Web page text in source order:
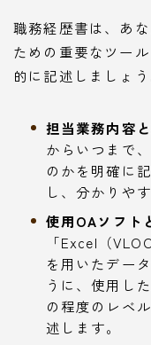
職務経歴書は、あ
ための重要なツー
的に記述しましょう
担当業務内容
からいつまで
のかを明確に
し、分かりや
使用OAソフト
「Excel（
を用いたデー
うに、使用し
の程度のレベ
述します。